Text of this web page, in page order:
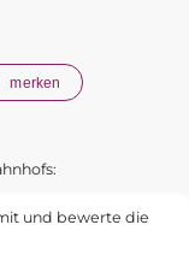
merken
und bewerte die